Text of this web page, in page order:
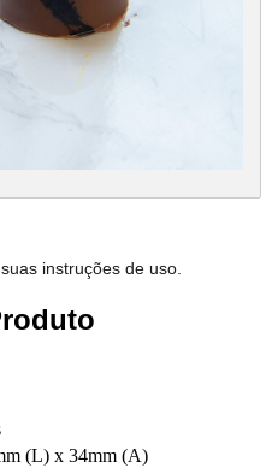
instruções de uso.
(L) x 34mm (A)